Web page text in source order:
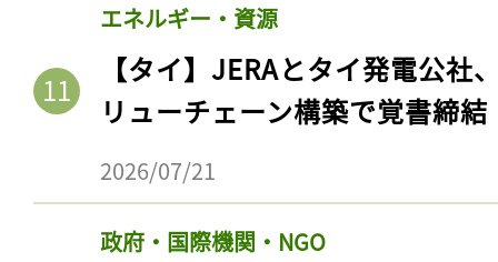
エネルギー・資源
【タイ】JERAとタイ発電公社
リューチェーン構築で覚書締結
2026/07/21
政府・国際機関・NGO
記事をお気に入りに
ログインが必
ログイン